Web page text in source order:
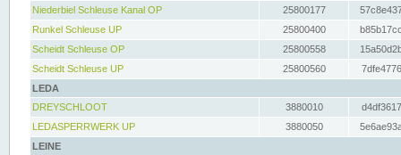
Niederbiel Schleuse Kanal OP
25800177
Runkel Schleuse UP
25800400
Scheidt Schleuse OP
25800558
Scheidt Schleuse UP
25800560
LEDA
DREYSCHLOOT
3880010
LEDASPERRWERK UP
3880050
LEINE